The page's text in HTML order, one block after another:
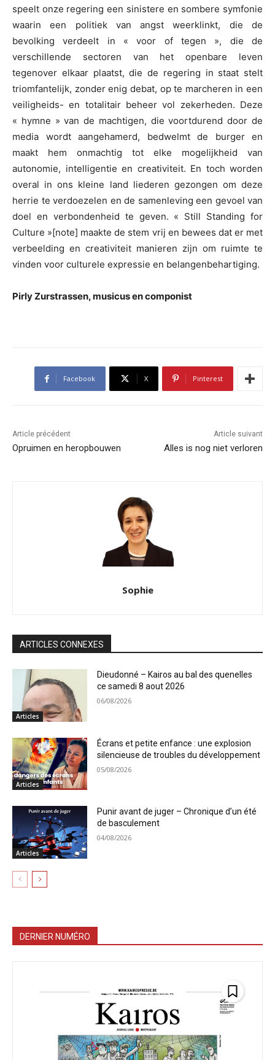
speelt onze regering een sinistere en sombere symfonie
waarin een politiek van angst weerklinkt, die de
bevolking verdeelt in « voor of tegen », die de
verschillende sectoren van het openbare leven
tegenover elkaar plaatst, die de regering in staat stelt
triomfantelijk, zonder enig debat, op te marcheren in een
veiligheids- en totalitair beheer vol zekerheden. Deze
« hymne » van de machtigen, die voortdurend door de
media wordt aangehamerd, bedwelmt de burger en
maakt hem onmachtig tot elke mogelijkheid van
autonomie, intelligentie en creativiteit. En toch worden
overal in ons kleine land liederen gezongen om deze
herrie te verdoezelen en de samenleving een gevoel van
doel en verbondenheid te geven. « Still Standing for
Culture »[note] maakte de stem vrij en bewees dat er met
verbeelding en creativiteit manieren zijn om ruimte te
vinden voor culturele expressie en belangenbehartiging.
Pirly Zurstrassen, musicus en componist
Facebook X Pinterest
Article précédent
Opruimen en heropbouwen
Article suivant
Alles is nog niet verloren
Sophie
ARTICLES CONNEXES
Articles
Dieudonné – Kairos au bal des quenelles
ce samedi 8 aout 2026
06/08/2026
Articles
Écrans et petite enfance : une explosion
silencieuse de troubles du développement
05/08/2026
Articles
Punir avant de juger – Chronique d’un été
de basculement
04/08/2026
DERNIER NUMÉRO